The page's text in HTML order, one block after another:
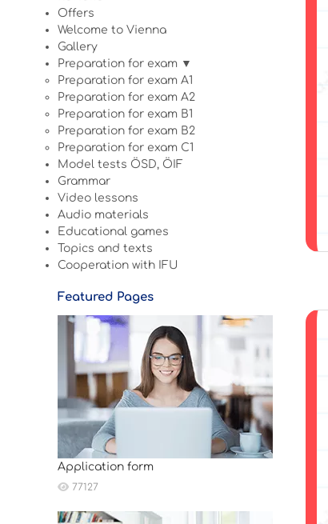
Offers
Welcome to Vienna
Gallery
Preparation for exam ▼
Preparation for exam A1
Preparation for exam A2
Preparation for exam B1
Preparation for exam B2
Preparation for exam C1
Model tests ÖSD, ÖIF
Grammar
Video lessons
Audio materials
Educational games
Topics and texts
Cooperation with IFU
Featured Pages
Application form
77127